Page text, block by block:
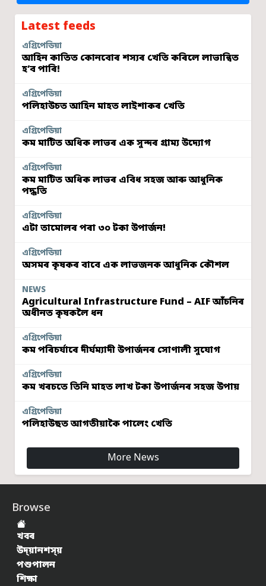
Latest feeds
এগ্ৰিপেডিয়া
আহিন কাতিত কোনবোৰ শস্যৰ খেতি কৰিলে লাভান্বিত
হ’ব পাৰি!
এগ্ৰিপেডিয়া
পলিহাউচত আহিন মাহত লাইশাকৰ খেতি
এগ্ৰিপেডিয়া
কম মাটিত অধিক লাভৰ এক সুন্দৰ গ্ৰাম্য উদ্যোগ
এগ্ৰিপেডিয়া
কম মাটিত অধিক লাভৰ এবিধ সহজ আৰু আধুনিক
পদ্ধতি
এগ্ৰিপেডিয়া
এটা তামোলৰ পৰা ৩০ টকা উপাৰ্জন!
এগ্ৰিপেডিয়া
অসমৰ কৃষকৰ বাবে এক লাভজনক আধুনিক কৌশল
NEWS
Agricultural Infrastructure Fund – AIF আঁচনিৰ
অধীনত কৃষকলৈ ধন
এগ্ৰিপেডিয়া
কম পৰিচৰ্যাৰে দীৰ্ঘম্যাদী উপাৰ্জনৰ সোণালী সুযোগ
এগ্ৰিপেডিয়া
কম খৰচতে তিনি মাহত লাখ টকা উপাৰ্জনৰ সহজ উপায়
এগ্ৰিপেডিয়া
পলিহাউছত আগতীয়াকৈ পালেং খেতি
More News
Browse
খবৰ
উদ্য়ানশস্য়
পশুপালন
শিক্ষা